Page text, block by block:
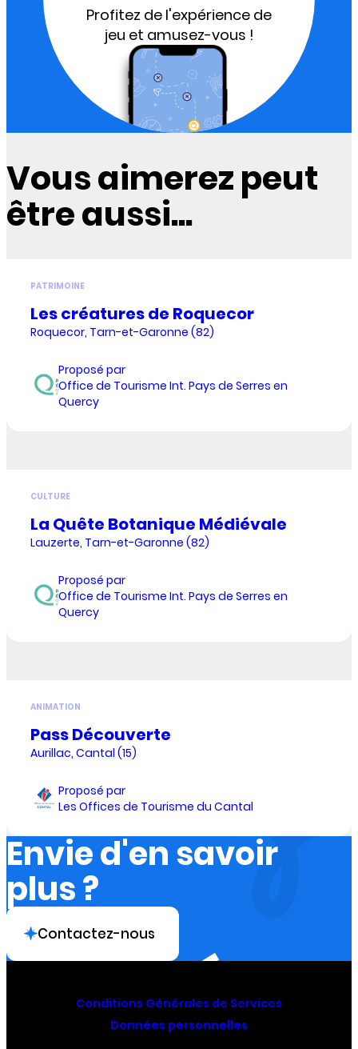
Profitez de l'expérience de
jeu et amusez-vous !
Vous aimerez peut
être aussi...
PATRIMOINE
Les créatures de Roquecor
Roquecor, Tarn-et-Garonne (82)
Proposé par
Office de Tourisme Int. Pays de Serres en
Quercy
CULTURE
La Quête Botanique Médiévale
Lauzerte, Tarn-et-Garonne (82)
Proposé par
Office de Tourisme Int. Pays de Serres en
Quercy
ANIMATION
Pass Découverte
Aurillac, Cantal (15)
Proposé par
Les Offices de Tourisme du Cantal
Envie d'en savoir
plus ?
Contactez-nous
Conditions Générales de Services
Données personnelles